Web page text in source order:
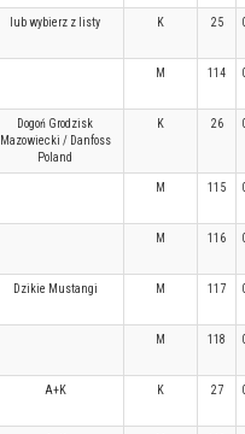
lub wybierz z listy K 25
M 114
Dogoń Grodzisk
Mazowiecki / Danfoss
Poland
K 26
M 115
M 116
Dzikie Mustangi M 117
M 118
A+K K 27